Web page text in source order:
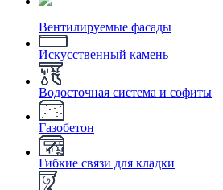
Вентилируемые фасады
Искусственный камень
Водосточная система и софиты
Газобетон
Гибкие связи для кладки